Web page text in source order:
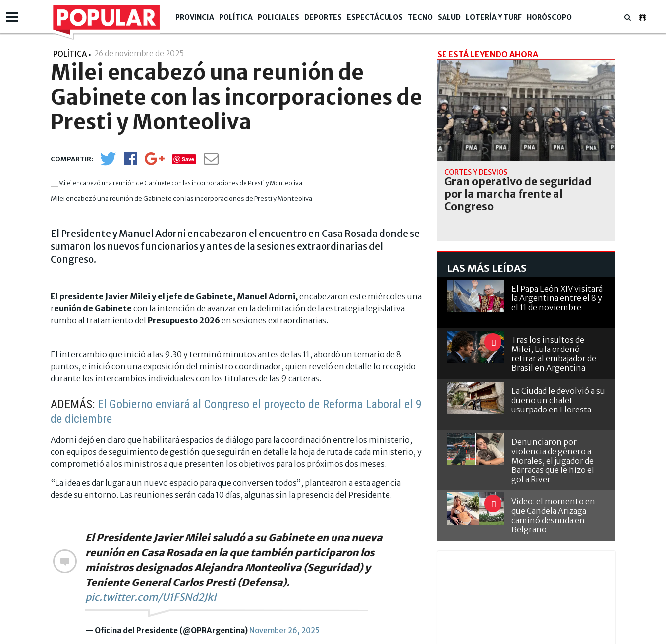
PROVINCIA POLÍTICA POLICIALES DEPORTES ESPECTÁCULOS TECNO SALUD LOTERÍA Y TURF HORÓSCOPO
POLÍTICA 26 de noviembre de 2025
Milei encabezó una reunión de
Gabinete con las incorporaciones de
Presti y Monteoliva
Save
Milei encabezó una reunión de Gabinete con las incorporaciones de Presti y Monteoliva
El Presidente y Manuel Adorni encabezaron el encuentro en Casa Rosada donde se
sumaron los nuevos funcionarios y antes de la sesiones extraordinarias del
Congreso.
El presidente Javier Milei y el jefe de Gabinete, Manuel Adorni, encabezaron este miércoles una
reunión de Gabinete con la intención de avanzar en la delimitación de la estrategia legislativa
rumbo al tratamiento del Presupuesto 2026 en sesiones extraordinarias.
El intercambio que inició a las 9.30 y terminó minutos antes de las 11, abordó un temario de 8
puntos, e inició con una exposición del ministro coordinador, quien reveló en detalle lo recogido
durante los intercambios individuales con los titulares de las 9 carteras.
ADEMÁS: El Gobierno enviará al Congreso el proyecto de Reforma Laboral el 9
de diciembre
Adorni dejó en claro que habilitará espacios de diálogo para la coordinación entre los ministerio,
con equipos de seguimiento de gestión que seguirán en detalle la hoja de ruta de cada ministerio, y
comprometió a los ministros a que presenten los objetivos para los próximos dos meses.
“La idea es dar lugar a un nuevo espacio para que conversen todos”, plantearon a esta agencia
desde su entorno. Las reuniones serán cada 10 días, algunas sin la presencia del Presidente.
El Presidente Javier Milei saludó a su Gabinete en una nueva
reunión en Casa Rosada en la que también participaron los
ministros designados Alejandra Monteoliva (Seguridad) y
Teniente General Carlos Presti (Defensa).
pic.twitter.com/U1FSNd2JkI
— Oficina del Presidente (@OPRArgentina) November 26, 2025
SE ESTÁ LEYENDO AHORA
CORTES Y DESVIOS
Gran operativo de seguridad
por la marcha frente al
Congreso
LAS MÁS LEÍDAS
El Papa León XIV visitará
la Argentina entre el 8 y
el 11 de noviembre
Tras los insultos de
Milei, Lula ordenó
retirar al embajador de
Brasil en Argentina
La Ciudad le devolvió a su
dueño un chalet
usurpado en Floresta
Denunciaron por
violencia de género a
Morales, el jugador de
Barracas que le hizo el
gol a River
Video: el momento en
que Candela Arizaga
caminó desnuda en
Belgrano